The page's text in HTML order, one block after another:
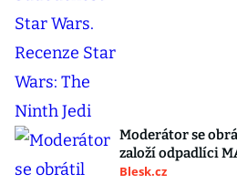
Moderátor se
založí odpadlíci
Blesk.cz